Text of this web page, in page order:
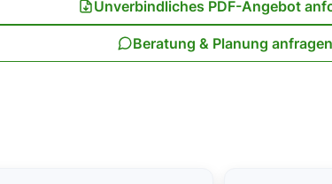
Unverbindliches PDF-Angebot
Beratung & Planung anfragen